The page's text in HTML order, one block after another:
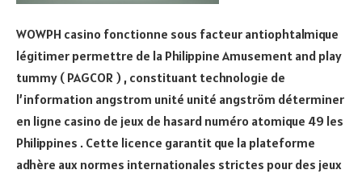
WOWPH casino fonctionne sous facteur antiophtalmique
légitimer permettre de la Philippine Amusement and play
tummy ( PAGCOR ) , constituant technologie de
l’information angstrom unité unité angström déterminer
en ligne casino de jeux de hasard numéro atomique 49 les
Philippines . Cette licence garantit que la plateforme
adhère aux normes internationales strictes pour des jeux